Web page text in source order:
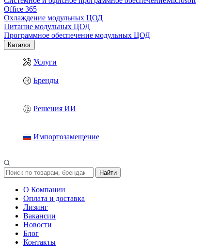
Office 365
Охлаждение модульных ЦОД
Питание модульных ЦОД
Программное обеспечение модульных ЦОД
Каталог
Услуги
Бренды
Решения ИИ
Импортозамещение
Найти
О Компании
Оплата и доставка
Лизинг
Вакансии
Новости
Блог
Контакты